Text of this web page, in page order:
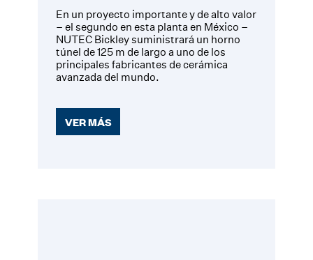
En un proyecto importante y de alto valor
– el segundo en esta planta en México –
NUTEC Bickley suministrará un horno
túnel de 125 m de largo a uno de los
principales fabricantes de cerámica
avanzada del mundo.
VER MÁS